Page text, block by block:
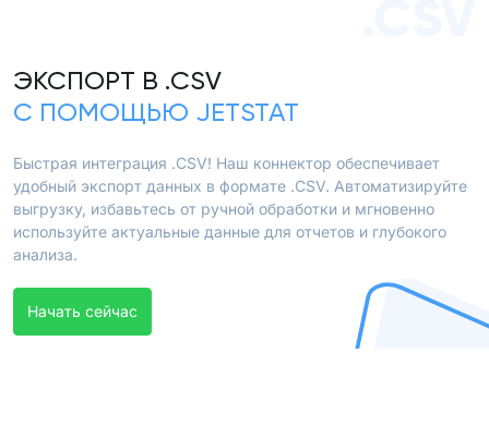
ЭКСПОРТ В .CSV
С ПОМОЩЬЮ JETSTAT
Быстрая интеграция .CSV! Наш коннектор обеспечивает
удобный экспорт данных в формате .CSV. Автоматизируйте
выгрузку, избавьтесь от ручной обработки и мгновенно
используйте актуальные данные для отчетов и глубокого
анализа.
Начать сейчас